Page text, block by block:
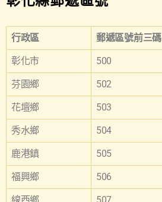
行政區 郵遞區號前三碼
彰化市 500
芬園鄉 502
花壇鄉 503
秀水鄉 504
鹿港鎮 505
福興鄉 506